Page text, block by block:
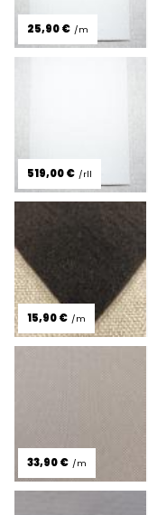
25,90 € /m
519,00 € /rll
15,90 € /m
33,90 € /m